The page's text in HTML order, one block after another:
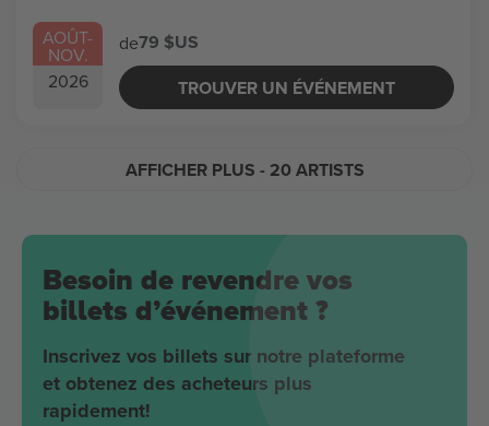
AOÛT-
NOV.
2026
de79 $US
TROUVER UN ÉVÉNEMENT
AFFICHER PLUS - 20 ARTISTS
Besoin de revendre vos
billets d’événement ?
Inscrivez vos billets sur notre plateforme
et obtenez des acheteurs plus
rapidement!